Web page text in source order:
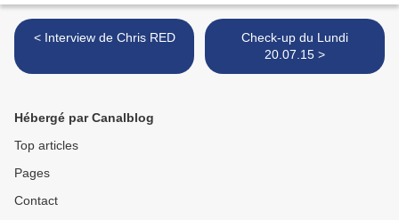
< Interview de Chris RED
Check-up du Lundi
20.07.15 >
Hébergé par Canalblog
Top articles
Pages
Contact